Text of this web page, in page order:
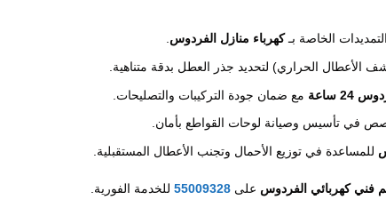
الخاصة بـكهرباء منازل الفردوس.
الأعطال الحراري) لتحديد جذر العطل بدقة متناهية.
ساعة
مع ضمان جودة التركيبات والتصليحات.
في تأسيس وصيانة لوحات القواطع بأمان.
للمساعدة في توزيع الأحمال وتجنب الأعطال المستقبلية.
فني كهربائي الفردوس على 55009328 للخدمة الفورية.